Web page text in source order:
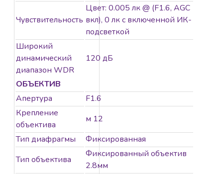
Чувствительность
Цвет: 0.005 лк @ (F1.6, AGC
вкл), 0 лк с включенной ИК-
подсветкой
Широкий
динамический
диапазон WDR
120 дБ
ОБЪЕКТИВ
Апертура
F1.6
Крепление
объектива
м 12
Тип диафрагмы
Фиксированная
Тип объектива
Фиксированный объектив
2.8мм